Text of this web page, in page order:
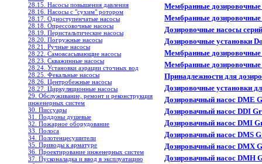
28.15. Насосы повышения давления
28.16. Насосы с "сухим" ротором
28.17. Одноступенчатые насосы
28.18. Опрессовочные насосы
28.19. Перистальтические насосы
28.20. Погружные насосы
28.21. Ручные насосы
28.22. Самовсасывающие насосы
28.23. Скважинные насосы
28.24. Установки аэрации сточных вод
28.25. Фекальные насосы
28.26. Центробежные насосы
28.27. Циркуляционные насосы
29. Обслуживание, ремонт и реконструкция
инженерных систем
30. Писсуары
31. Поддоны душевые
32. Пожарное оборудование
33. Полоса
34. Полотенцесушители
35. Приводы к арматуре
36. Проектирование инженерных систем
37. Пусконаладка и ввод в эксплуатацию
Мембранные
Мембранные
Дозировочные насосы
Дозировочные
Мембранные
Мембранные
Принадлежности для
Дозировочные установки
Дозировачный насос DME
Дозировачный насос DDI
Дозировачный насос DMI
Дозировачный насос DMS
Дозировачный насос DMX
Дозировачный насос DMH